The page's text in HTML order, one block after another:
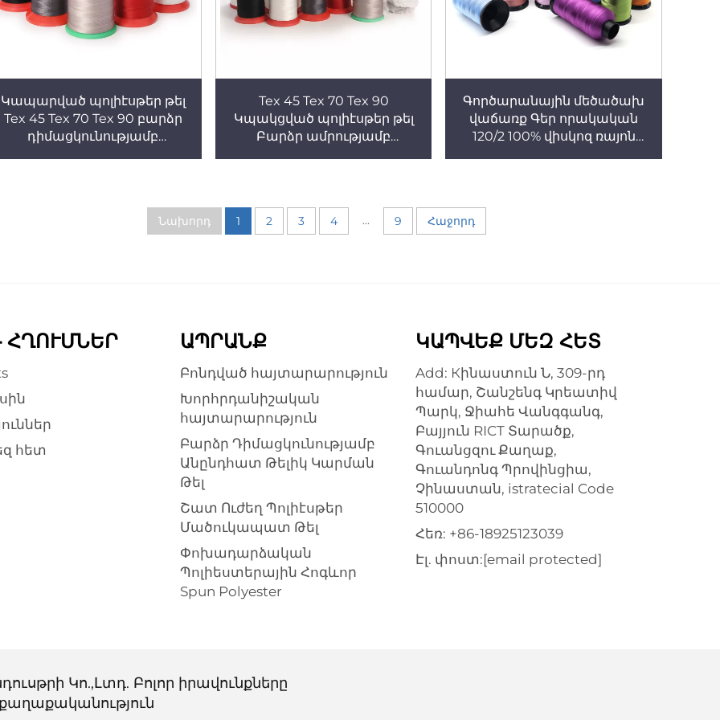
Կապարված պոլիէսթեր թել
Tex 45 Tex 70 Tex 90 բարձր
դիմացկունությամբ
Tex 45 Tex 70 Tex 90
Կպակցված պոլիէսթեր թել
Բարձր ամրությամբ
Գործարանային մեծածախ
վաճառք Գեր որակական
120/2 100% վիսկոզ ռայոն
Նախորդ 1 2 3 4 ... 9 Հաջորդ
ՀՂՈՒՄՆԵՐ
հետ
ԱՊՐԱՆՔ
Բոնդված հայտարարություն
Խորհրդանիշական
հայտարարություն
Բարձր Դիմացկունությամբ
Անընդհատ Թելիկ Կարման
Թել
Շատ Ուժեղ Պոլիէսթեր
Մածուկապատ Թել
Փոխադարձական
Պոլիեստերային Հոգևոր
Spun Polyester
ԿԱՊՎԵՔ ՄԵԶ ՀԵՏ
Add: Кինաստուն Ն, 309-րդ
համար, Շանշենգ Կրեատիվ
Պարկ, Ջիահե Վանգգանգ,
Բայյուն RICT Տարածք,
Գուանցզու Քաղաք,
Գուանդոնգ Պրովինցիա,
Չինաստան, istratecial Code
510000
Հեռ: +86-18925123039
Էլ. փոստ:[email protected]
Կո.,Լտդ. Բոլոր իրավունքները